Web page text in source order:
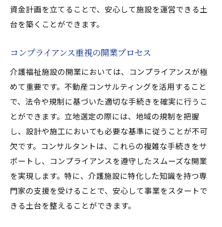
資金計画を立てることで、安心して施設を運営できる土
台を築くことができます。
コンプライアンス重視の開業プロセス
介護福祉施設の開業においては、コンプライアンスが極
めて重要です。不動産コンサルティングを活用すること
で、法令や規制に基づいた適切な手続きを確実に行うこ
とができます。立地選定の際には、地域の規制を把握
し、設計や施工においても必要な基準に従うことが不可
欠です。コンサルタントは、これらの複雑な手続きをサ
ポートし、コンプライアンスを遵守したスムーズな開業
を実現します。特に、介護施設に特化した知識を持つ専
門家の支援を受けることで、安心して事業をスタートで
きる土台を整えることができます。